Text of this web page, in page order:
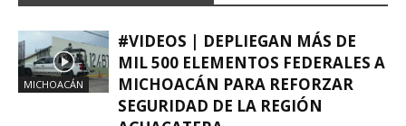
MICHOACÁN
#VIDEOS | DEPLIEGAN MÁS DE
MIL 500 ELEMENTOS FEDERALES A
MICHOACÁN PARA REFORZAR
SEGURIDAD DE LA REGIÓN